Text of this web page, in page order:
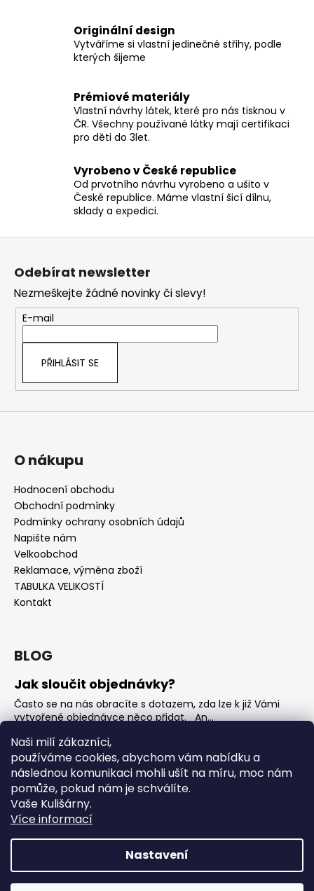
Naši milí zákazníci,
používáme cookies, abychom vám nabídku a
následnou komunikaci mohli ušít na míru, moc nám
pomůže, pokud nám je schválíte.
Vaše Kulišárny.
Více informací
Nastavení
p
r
y
v
ý
s
u
Originální design
Vytváříme si vlastní jedinečné střihy, podle
kterých šijeme
Prémiové materiály
Vlastní návrhy látek, které pro nás tisknou v
ČR. Všechny používané látky mají certifikaci
pro děti do 3let.
Vyrobeno v České republice
Od prvotního návrhu vyrobeno a ušito v
České republice. Máme vlastní šicí dílnu,
sklady a expedici.
Z
Odebírat newsletter
Nezmeškejte žádné novinky či slevy!
E-mail
PŘIHLÁSIT SE
O nákupu
Hodnocení obchodu
Obchodní podmínky
Podmínky ochrany osobních údajů
Napište nám
Velkoobchod
Reklamace, výměna zboží
TABULKA VELIKOSTÍ
Kontakt
BLOG
Jak sloučit objednávky?
Často se na nás obracíte s dotazem, zda lze k již Vámi
vytvořené objednávce něco přidat. An...
Jak vybrat rostoucí overal na jaro?
Nejčastější otázka, kterou od Vás teď dostáváme je, jak
vybrat rostoucí overal na nadcházející jarní...
OVERALY jaké jsou mezi nimi rozdíly
Overaly jsou velmi oblíbeným kouskem. Snadno se
oblékají, nevykasávají se a přebalování je hračka. ...
Copyright 2026Kulišárny. Všechna práva vyhrazena.